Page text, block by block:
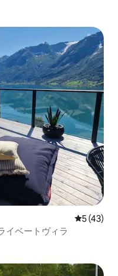
レビュー
5 (43)
プライベートヴィラ